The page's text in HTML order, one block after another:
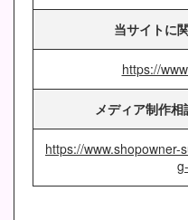
当サイトに
https://
メディア制作
https://